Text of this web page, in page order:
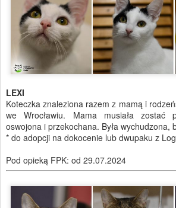
LEXI
Koteczka znaleziona razem z mamą i
we Wrocławiu. Mama musiała zostać
oswojona i przekochana. Była wychudzona,
* do adopcji na dokocenie lub dwupaku z
Pod opieką FPK: od 29.07.2024